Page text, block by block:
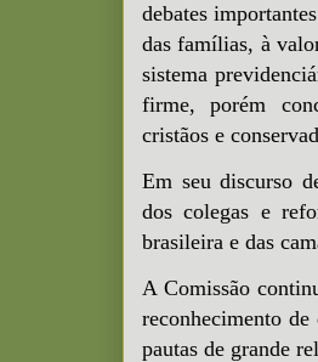
debates
das famílias, à
sistema
firme, porém
cristãos e
Em seu discurso
dos colegas e
brasileira e das
A Comissão
reconhecimento
pautas de grande